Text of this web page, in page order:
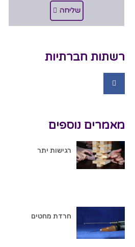
שליחה
רשתות חברתיות
מאמרים נוספים
רגישות יתר
חרדת מחטים